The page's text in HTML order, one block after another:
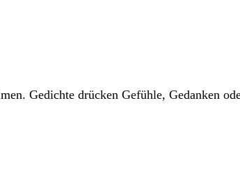
Gedichte drücken Gefühle, Gedanken